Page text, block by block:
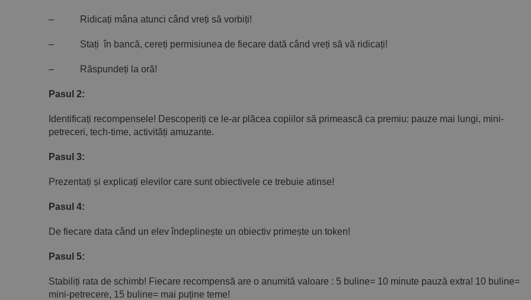
– Ridicați mâna atunci când vreți să vorbiți!
– Stați în bancă, cereți permisiunea de fiecare dată când vreți să vă ridicați!
– Răspundeți la oră!
Pasul 2:
Identificați recompensele! Descoperiți ce le-ar plăcea copiilor să primească ca premiu: pauze mai lungi, mini-
petreceri, tech-time, activități amuzante.
Pasul 3:
Prezentați și explicați elevilor care sunt obiectivele ce trebuie atinse!
Pasul 4:
De fiecare data când un elev îndeplinește un obiectiv primește un token!
Pasul 5:
Stabiliți rata de schimb! Fiecare recompensă are o anumită valoare : 5 buline= 10 minute pauză extra! 10 buline=
mini-petrecere, 15 buline= mai puține teme!